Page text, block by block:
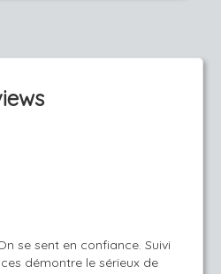
se sent en confiance. Suivi
démontre le sérieux de